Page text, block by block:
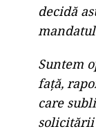
decidă
Suntem
față,
care
solicitării